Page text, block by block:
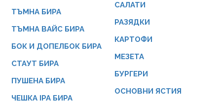
ТЪМНА БИРА
ТЪМНА ВАЙС БИРА
БОК И ДОПЕЛБОК БИРА
СТАУТ БИРА
ПУШЕНА БИРА
ЧЕШКА IPA БИРА
САЛАТИ
РАЗЯДКИ
КАРТОФИ
МЕЗЕТА
БУРГЕРИ
ОСНОВНИ ЯСТИЯ